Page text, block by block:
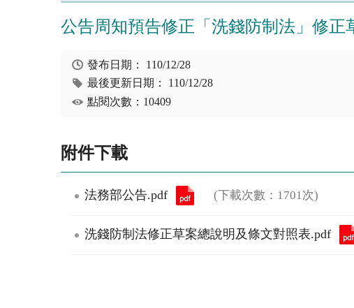
公告周知預告修正「洗錢防制法」修正
發布日期： 110/12/28
最後更新日期： 110/12/28
點閱次數：10409
附件下載
法務部公告.pdf (下載次數：1701次)
洗錢防制法修正草案總說明及條文對照表.pdf